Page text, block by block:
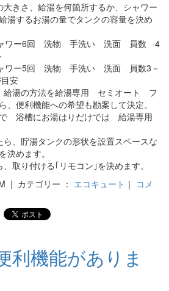
きさ、給湯を何箇所するか、シャワー
するお湯の量でタンクの容量を決め
ワー6回 洗物 手洗い 洗面 員数 4
ワー5回 洗物 手洗い 洗面 員数3－
安
湯の方法を給湯専用 セミオート フ
、便利機能への希望も勘案して決定。
浴槽にお湯はりだけでは 給湯専用
、貯湯タンクの形状を設置スペースな
決めます。
取り付ける｢リモコン｣を決めます。
| カテゴリー ： エコキュート ｜ コメ
機能がありま